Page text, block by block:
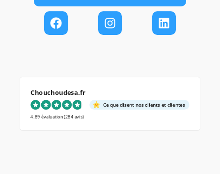
Chouchoudesa.fr
Ce que disent nos clients et clientes
4.89 évaluation(284 avis)